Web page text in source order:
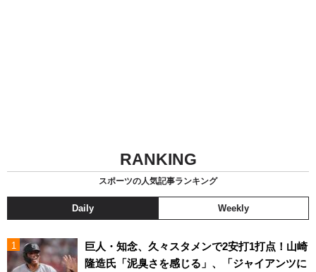
RANKING
スポーツの人気記事ランキング
Daily Weekly
巨人・知念、久々スタメンで2安打1打点！山崎
隆造氏「泥臭さを感じる」、「ジャイアンツに